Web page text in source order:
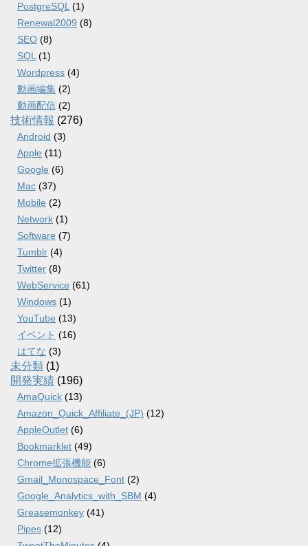
PostgreSQL (1)
Renewal2009 (8)
SEO (8)
SQL (1)
Wordpress (4)
動画編集 (2)
動画配信 (2)
技術情報 (276)
Android (3)
Apple (11)
Google (6)
Mac (37)
Mobile (2)
Network (1)
Software (7)
Tumblr (4)
Twitter (8)
WebService (61)
Windows (1)
YouTube (13)
イベント (16)
はてな (3)
未分類 (1)
開発実績 (196)
AmaQuick (13)
Amazon_Quick_Affiliate_(JP) (12)
AppleOutlet (6)
Bookmarklet (49)
Chrome拡張機能 (6)
Gmail_Monospace_Font (2)
Google_Analytics_with_SBM (4)
Greasemonkey (41)
Pipes (12)